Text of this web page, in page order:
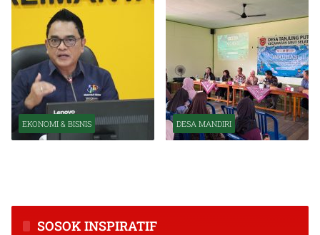
EKONOMI & BISNIS DESA MANDIRI
SOSOK INSPIRATIF